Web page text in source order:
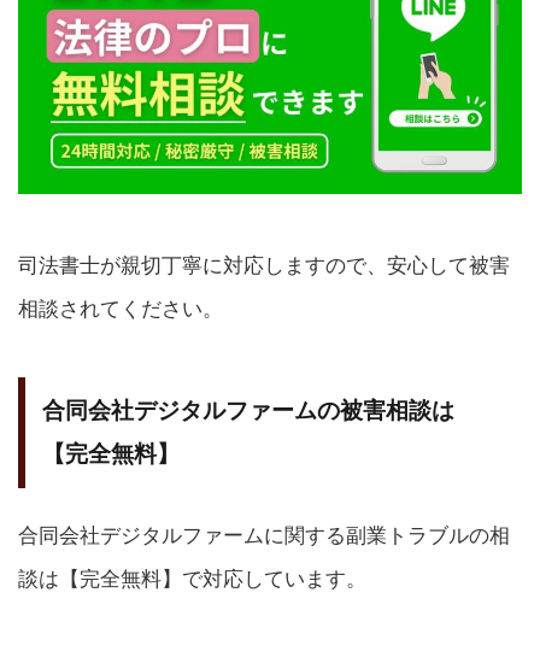
司法書士が親切丁寧に対応しますので、安心して被害
相談されてください。
合同会社デジタルファームの被害相談は
【完全無料】
合同会社デジタルファームに関する副業トラブルの相
談は【完全無料】で対応しています。